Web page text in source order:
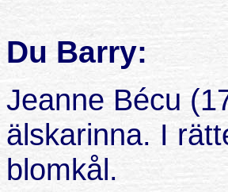
Du Barry:
Jeanne Bécu
älskarinna. I
blomkål.